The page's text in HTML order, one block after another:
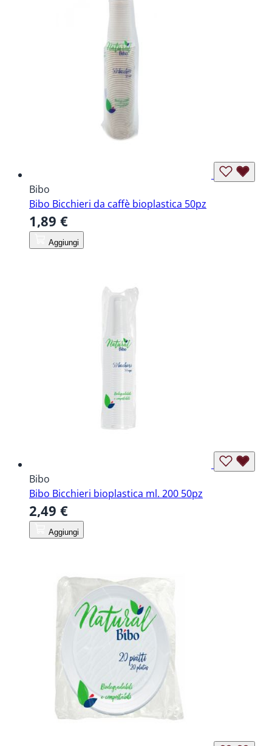
Bibo
Bibo Bicchieri da caffè bioplastica 50pz
1,89 €
Aggiungi
Bibo
Bibo Bicchieri bioplastica ml. 200 50pz
2,49 €
Aggiungi